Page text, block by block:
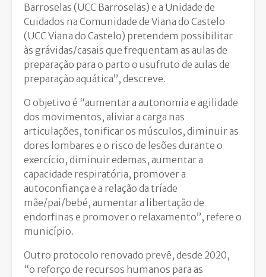
Barroselas (UCC Barroselas) e a Unidade de
Cuidados na Comunidade de Viana do Castelo
(UCC Viana do Castelo) pretendem possibilitar
às grávidas/casais que frequentam as aulas de
preparação para o parto o usufruto de aulas de
preparação aquática”, descreve.
O objetivo é “aumentar a autonomia e agilidade
dos movimentos, aliviar a carga nas
articulações, tonificar os músculos, diminuir as
dores lombares e o risco de lesões durante o
exercício, diminuir edemas, aumentar a
capacidade respiratória, promover a
autoconfiança e a relação da tríade
mãe/pai/bebé, aumentar a libertação de
endorfinas e promover o relaxamento”, refere o
município.
Outro protocolo renovado prevê, desde 2020,
“o reforço de recursos humanos para as